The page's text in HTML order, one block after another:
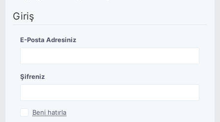
Giriş
E-Posta Adresiniz
Şifreniz
Beni hatırla